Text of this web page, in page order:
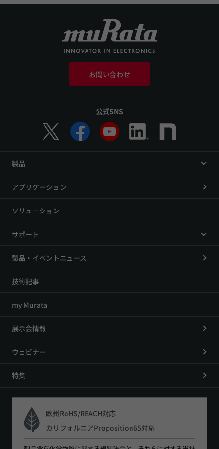
お問い合わせ
公式SNS
製品
アプリケーション
ソリューション
サポート
製品・イベントニュース
技術記事
my Murata
展示会情報
ウェビナー
特集
欧州RoHS/REACH対応
カリフォルニアProposition65対応